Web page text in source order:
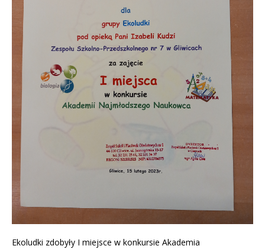
Ekoludki zdobyły I miejsce w konkursie Akademia